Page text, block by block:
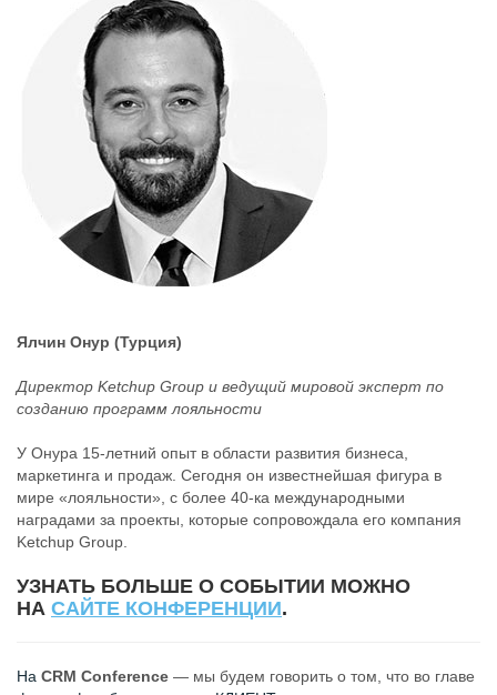
Ялчин Онур (Турция)
Директор Ketchup Group и ведущий мировой эксперт по
созданию программ лояльности
У Онура 15-летний опыт в области развития бизнеса,
маркетинга и продаж. Сегодня он известнейшая фигура в
мире «лояльности», с более 40-ка международными
наградами за проекты, которые сопровождала его компания
Ketchup Group.
УЗНАТЬ БОЛЬШЕ О СОБЫТИИ МОЖНО
НА САЙТЕ КОНФЕРЕНЦИИ.
На CRM Conference — мы будем говорить о том, что во главе